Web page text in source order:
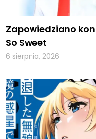
Zapowiedziano
So Sweet
6 sierpnia, 2026